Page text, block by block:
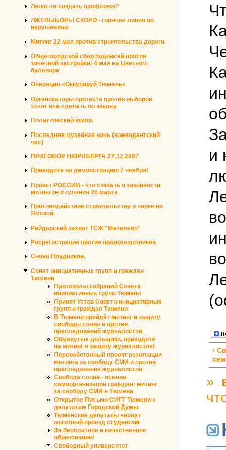
Легко ли создать профсоюз?
ЛЖЕВЫБОРЫ СКОРО - горячая линия по
нарушениям
Митинг 22 мая против строительства дороги.
Общегородской сбор подписей против
точечной застройки: 4 мая на Цветном
бульваре
Операция «Оккупируй Тюмень»
Организаторы протеста против выборов
хотят все сделать по закону
Политический юмор.
Последняя музейная ночь (комендантский
час)
ПРИГОВОР НЮРНБЕРГА 27.12.2007
Приходите на демонстрацию 7 ноября!
Проект РОССИЯ - что сказать о законности
митингов и гуляния 26 марта
Противодействие строительству в парке на
Ямской
Рейдерский захват ТСЖ "Метелево"
Росрегистрация против правозащитников
Снова Прудников.
Совет инициативных групп и граждан
Тюмени
Протоколы собраний Совета
инициативных групп Тюмени
Принят Устав Совета инициативных
групп и граждан Тюмени
В Тюмени пройдёт митинг в защиту
свободы слова и против
преследований журналистов
Обманутые дольщики, приходите
на митинг в защиту журналистов!
Переработанный проект резолюции
митинга за свободу СМИ и против
преследования журналистов
Свобода слова - основа
самоорганизации граждан: митинг
за свободу СМИ в Тюмени
Открытое Письмо СИГГ Тюмени к
депутатам Городской Думы
Тюменские депутаты вернут
льготный проезд студентам
За бесплатное и качественное
образование!
Свободный университет
и
‹
»